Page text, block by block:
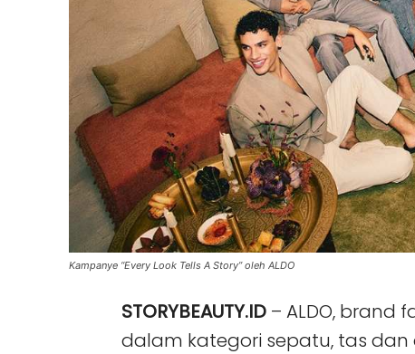
Kampanye “Every Look Tells A Story” oleh ALDO
STORYBEAUTY.ID – ALDO, brand
dalam kategori sepatu, tas dan